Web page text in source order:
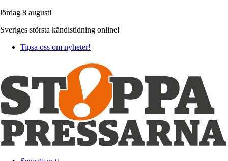
lördag 8 augusti
Sveriges största kändistidning online!
Tipsa oss om nyheter!